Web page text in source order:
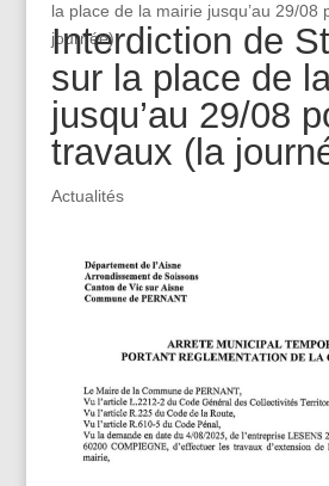
la place de la mairie jusqu’au 29/08
journée)
Interdiction de
sur la place de
jusqu’au 29/08
travaux (la
Actualités